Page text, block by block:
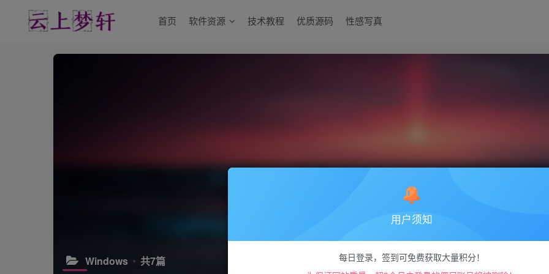
首页 软件资源 技术教程 优质源码 性感写真
Windows 共7篇
用户须知
每日登录，签到可免费获取大量积分！